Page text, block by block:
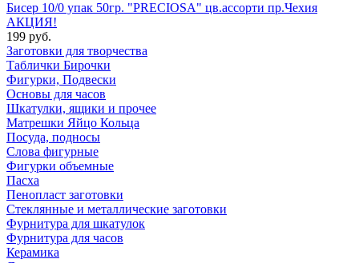
Бисер 10/0 упак 50гр. "PRECIOSA" цв.ассорти пр.Чехия
АКЦИЯ!
199 руб.
Заготовки для творчества
Таблички Бирочки
Фигурки, Подвески
Основы для часов
Шкатулки, ящики и прочее
Матрешки Яйцо Кольца
Посуда, подносы
Слова фигурные
Фигурки объемные
Пасха
Пенопласт заготовки
Стеклянные и металлические заготовки
Фурнитура для шкатулок
Фурнитура для часов
Керамика